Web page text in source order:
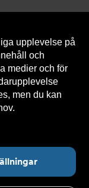
upplevelse på
och
medier och för
men du kan
oss
det du letar